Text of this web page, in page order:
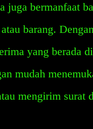
juga bermanfaat
barang.
yang berada
mudah
mengirim surat